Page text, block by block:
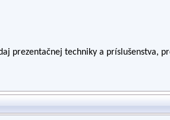
prezentačnej techniky a príslušenstva,